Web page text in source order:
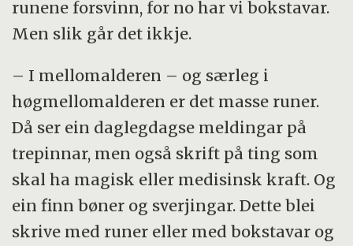
runene forsvinn, for no har vi bokstavar.
Men slik går det ikkje.
– I mellomalderen – og særleg i
høgmellomalderen er det masse runer.
Då ser ein daglegdagse meldingar på
trepinnar, men også skrift på ting som
skal ha magisk eller medisinsk kraft. Og
ein finn bøner og sverjingar. Dette blei
skrive med runer eller med bokstavar og